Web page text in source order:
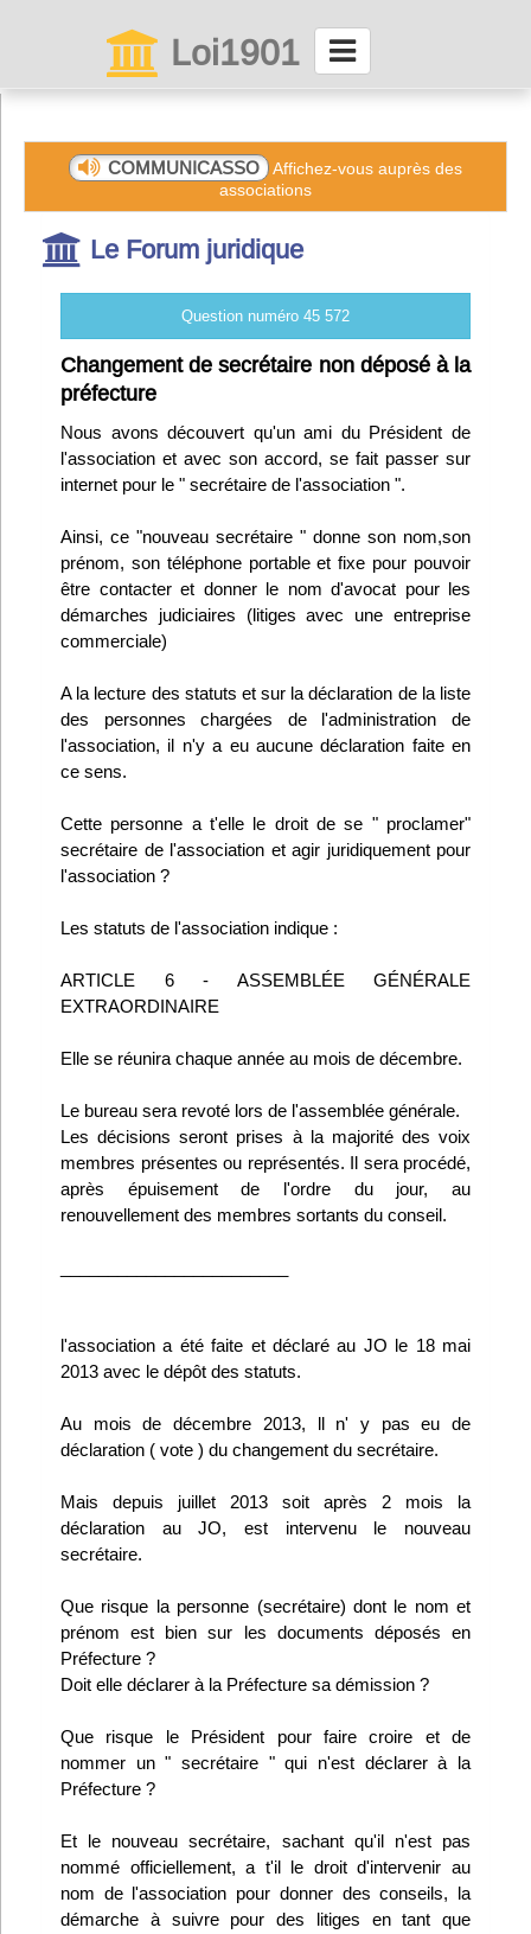
Loi1901
Connexion
Abonnez-vous à LettrAsso
Menu général
ServiceAsso
Partager
VieAsso
Infos
Divers
Désabo Lettrasso
Nous contacter
COMMUNICASSO
Affichez-vous auprès des
associations
Le Forum juridique
Question numéro 45 572
Changement de secrétaire non déposé à la
préfecture
Nous avons découvert qu'un ami du Président de
l'association et avec son accord, se fait passer sur
internet pour le " secrétaire de l'association ".
Ainsi, ce "nouveau secrétaire " donne son nom,son
prénom, son téléphone portable et fixe pour pouvoir
être contacter et donner le nom d'avocat pour les
démarches judiciaires (litiges avec une entreprise
commerciale)
A la lecture des statuts et sur la déclaration de la liste
des personnes chargées de l'administration de
l'association, il n'y a eu aucune déclaration faite en
ce sens.
Cette personne a t'elle le droit de se " proclamer"
secrétaire de l'association et agir juridiquement pour
l'association ?
Les statuts de l'association indique :
ARTICLE 6 - ASSEMBLÉE GÉNÉRALE
EXTRAORDINAIRE
Elle se réunira chaque année au mois de décembre.
Le bureau sera revoté lors de l'assemblée générale.
Les décisions seront prises à la majorité des voix
membres présentes ou représentés. Il sera procédé,
après épuisement de l'ordre du jour, au
renouvellement des membres sortants du conseil.
l'association a été faite et déclaré au JO le 18 mai
2013 avec le dépôt des statuts.
Au mois de décembre 2013, ll n' y pas eu de
déclaration ( vote ) du changement du secrétaire.
Mais depuis juillet 2013 soit après 2 mois la
déclaration au JO, est intervenu le nouveau
secrétaire.
Que risque la personne (secrétaire) dont le nom et
prénom est bien sur les documents déposés en
Préfecture ?
Doit elle déclarer à la Préfecture sa démission ?
Que risque le Président pour faire croire et de
nommer un " secrétaire " qui n'est déclarer à la
Préfecture ?
Et le nouveau secrétaire, sachant qu'il n'est pas
nommé officiellement, a t'il le droit d'intervenir au
nom de l'association pour donner des conseils, la
démarche à suivre pour des litiges en tant que